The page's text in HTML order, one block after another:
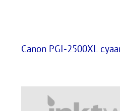
Canon PGI-2500XL